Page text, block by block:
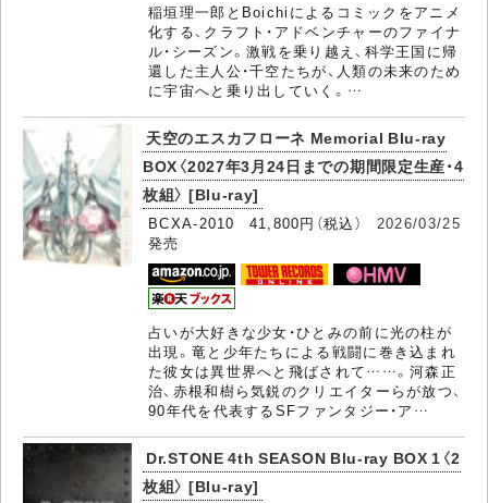
稲垣理一郎とBoichiによるコミックをアニメ
化する、クラフト・アドベンチャーのファイナ
ル・シーズン。激戦を乗り越え、科学王国に帰
還した主人公・千空たちが、人類の未来のため
に宇宙へと乗り出していく。…
天空のエスカフローネ Memorial Blu-ray
BOX〈2027年3月24日までの期間限定生産・4
枚組〉 [Blu-ray]
BCXA-2010 41,800円（税込） 2026/03/25
発売
占いが大好きな少女・ひとみの前に光の柱が
出現。竜と少年たちによる戦闘に巻き込まれ
た彼女は異世界へと飛ばされて……。河森正
治、赤根和樹ら気鋭のクリエイターらが放つ、
90年代を代表するSFファンタジー・ア…
Dr.STONE 4th SEASON Blu-ray BOX 1〈2
枚組〉 [Blu-ray]